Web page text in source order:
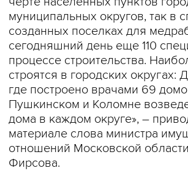
муниципальных округов, так в
созданных поселках для
сегодняшний день еще 110
процессе строительства.
строятся в городских округах:
где построено врачами 69
Пушкинском и Коломне
дома в каждом округе», –
материале слова министра
отношений Московской
Фирсова.